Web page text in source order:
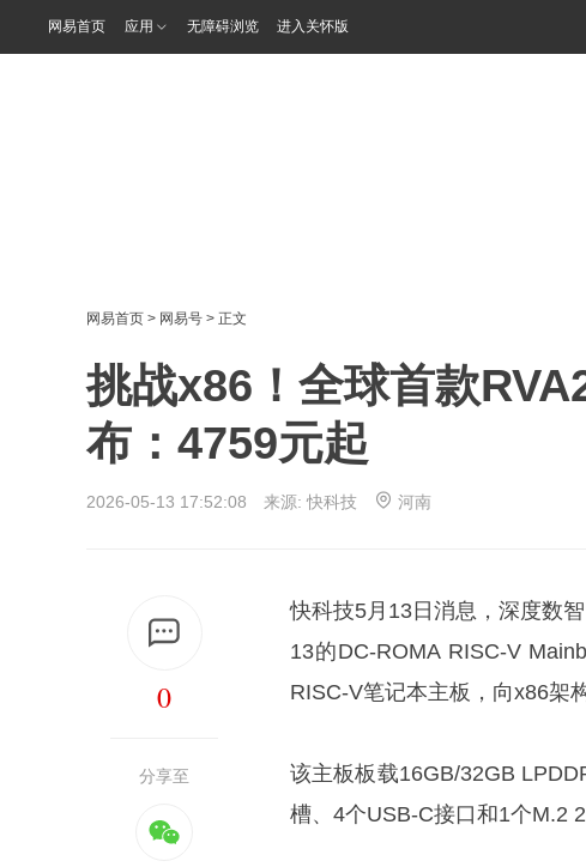
网易首页 应用 无障碍浏览 进入关怀版
网易首页 > 网易号 > 正文
挑战x86！全球首款
布：4759元起
2026-05-13 17:52:08 来源:快科技 河南
0
分享至
快科技5月13日消息，深度数
13的DC-ROMA RISC-V
RISC-V笔记本主板，向x86架
该主板板载16GB/32GB
槽、4个USB-C接口和1个M.2